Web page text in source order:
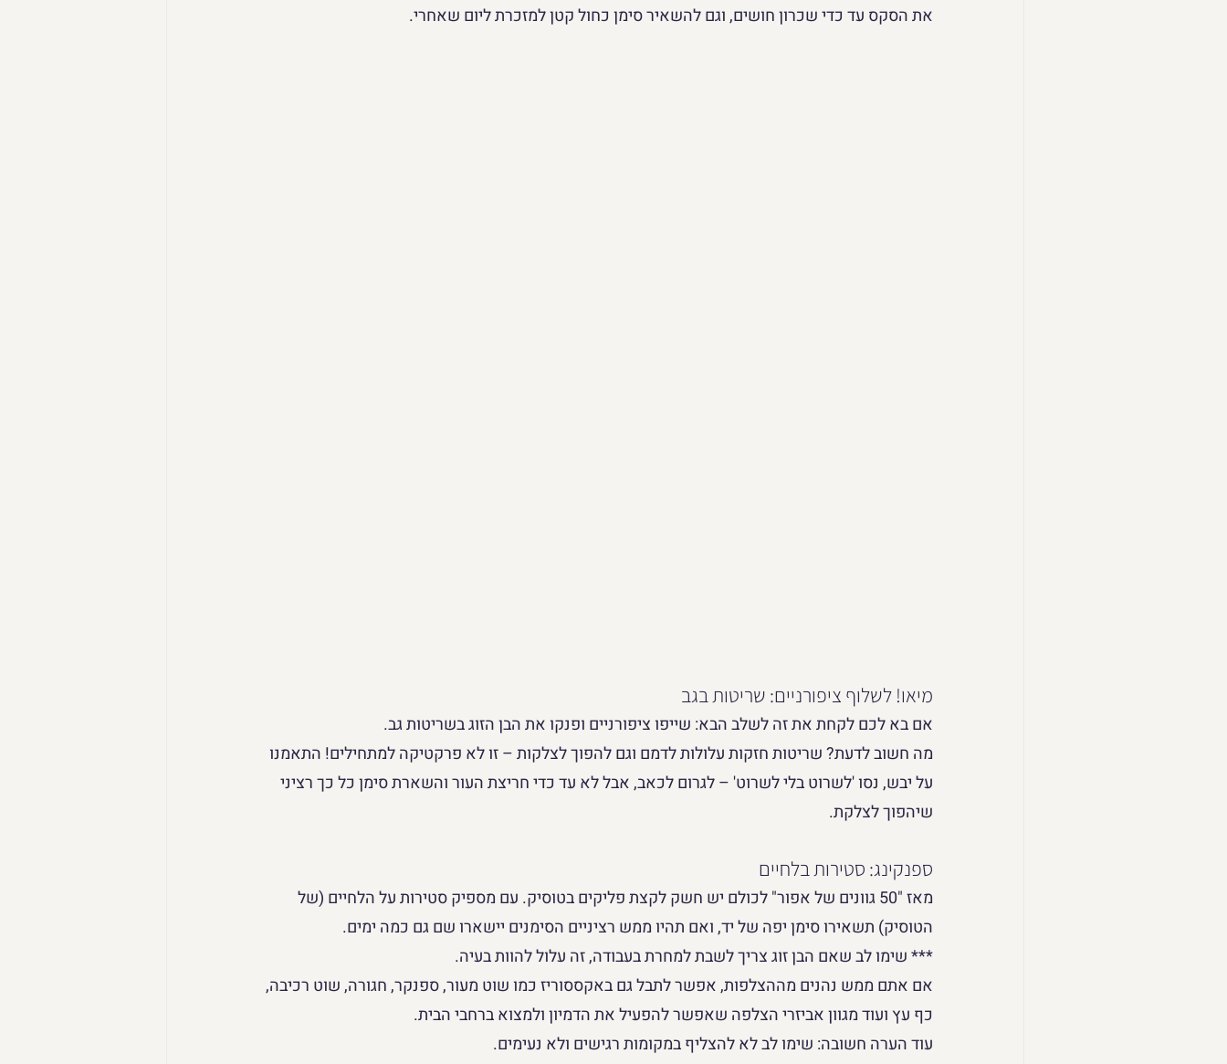
את הסקס עד כדי שכרון חושים, וגם להשאיר סימן כחול קטן למזכרת ליום שאחרי.
מיאו! לשלוף ציפורניים: שריטות בגב
אם בא לכם לקחת את זה לשלב הבא: שייפו ציפורניים ופנקו את הבן הזוג בשריטות גב.
מה חשוב לדעת? שריטות חזקות עלולות לדמם וגם להפוך לצלקות – זו לא פרקטיקה למתחילים! התאמנו
על יבש, נסו 'לשרוט בלי לשרוט' – לגרום לכאב, אבל לא עד כדי חריצת העור והשארת סימן כל כך רציני
שיהפוך לצלקת.
ספנקינג: סטירות בלחיים
מאז "50 גוונים של אפור" לכולם יש חשק לקצת פליקים בטוסיק. עם מספיק סטירות על הלחיים (של
הטוסיק) תשאירו סימן יפה של יד, ואם תהיו ממש רציניים הסימנים יישארו שם גם כמה ימים.
*** שימו לב שאם הבן זוג צריך לשבת למחרת בעבודה, זה עלול להוות בעיה.
אם אתם ממש נהנים מההצלפות, אפשר לתבל גם באקססוריז כמו שוט מעור, ספנקר, חגורה, שוט רכיבה,
כף עץ ועוד מגוון אביזרי הצלפה שאפשר להפעיל את הדמיון ולמצוא ברחבי הבית.
עוד הערה חשובה: שימו לב לא להצליף במקומות רגישים ולא נעימים.